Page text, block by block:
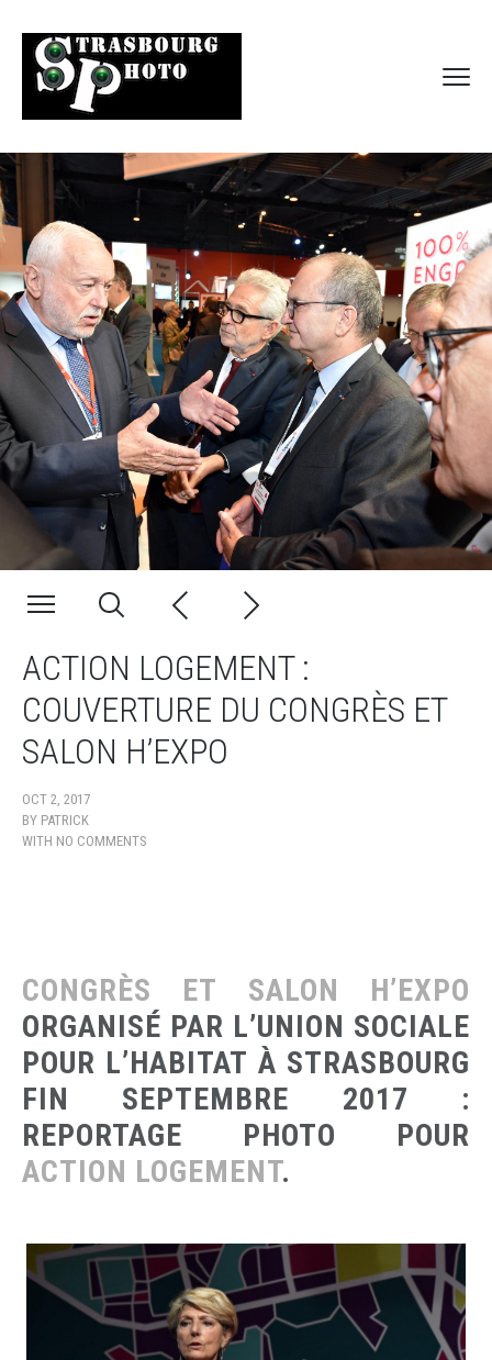
ACTION LOGEMENT :
COUVERTURE DU CONGRÈS ET
SALON H’EXPO
OCT 2, 2017
BY PATRICK
WITH NO COMMENTS
CONGRÈS ET SALON H’EXPO
ORGANISÉ PAR L’UNION SOCIALE
POUR L’HABITAT À STRASBOURG
FIN SEPTEMBRE 2017 :
REPORTAGE PHOTO POUR
ACTION LOGEMENT.